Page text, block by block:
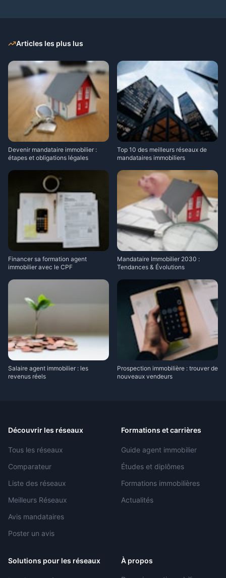
Articles les plus lus
Devenir mandataire immobilier :
étapes et obligations légales
Top 10 des meilleurs réseaux de
mandataires immobiliers
Financer sa formation agent
immobilier avec le CPF
Mandataire Immobilier 2030 :
Tendances & Évolutions
Salaire agent immobilier : les
revenus réels
Prospection immobilière : trouver de
nouveaux vendeurs
Découvrir les réseaux
Tous les réseaux
Comparateur
Liste des réseaux
Meilleurs Réseaux
Avis mandataires
Poster un avis
Formations et carrières
Guide agent immobilier
Études et diplômes
Formations immobilières
Actualités
Solutions pour les réseaux À propos